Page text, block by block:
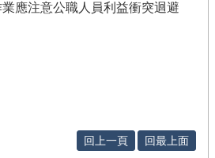
應注意公職人員利益衝突迴避
回上一頁 回最上面